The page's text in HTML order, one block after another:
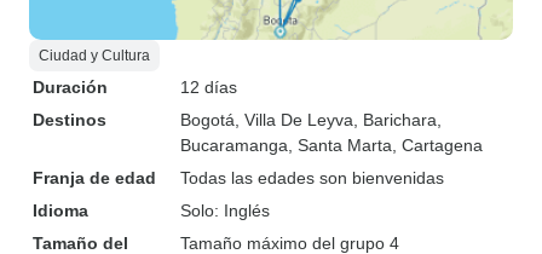
Ciudad y Cultura
Duración
12 días
Destinos
Bogotá , Villa De Leyva , Barichara
Bucaramanga , Santa Marta , Cartagena
Franja de edad
Todas las edades son bienvenidas
Idioma
Solo: Inglés
Tamaño del
Tamaño máximo del grupo 4